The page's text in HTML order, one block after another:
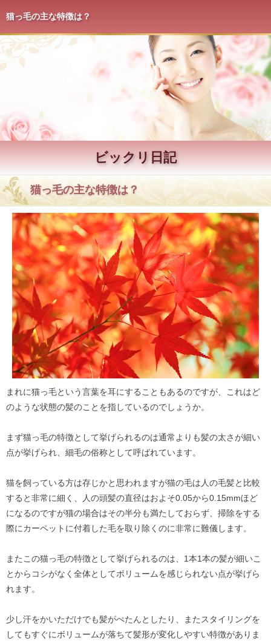
猫っ毛の主な特徴は？
ビックリ日記
猫っ毛の主な特徴は？
まれに猫っ毛という言葉を耳にすることもあるのですが、これはど
のような状態の髪のことを指しているのでしょうか。
まず猫っ毛の特徴として挙げられるのは通常よりも髪の太さが細い
点が挙げられ、細毛の俗称として呼ばれています。
猫を飼っている方は存じかと思われますが猫の毛は人の毛髪と比較
すると非常に細く、人の頭髪の直径はおよそ0.05から0.15mmほど
になるのですが猫の場合はその半分も満たしておらず、掃除をする
際にカーペットに付着した毛を取り除くのに非常に難儀します。
またこの猫っ毛の特徴として挙げられるのは、1本1本の髪が細いこ
とからコシがなく全体としてボリュームを感じられない点が挙げら
れます。
少し汗をかいただけでも髪がぺたんとしたり、またスタイリングを
してもすぐにボリュームが落ちて髪形が変化しやすい特徴がありま